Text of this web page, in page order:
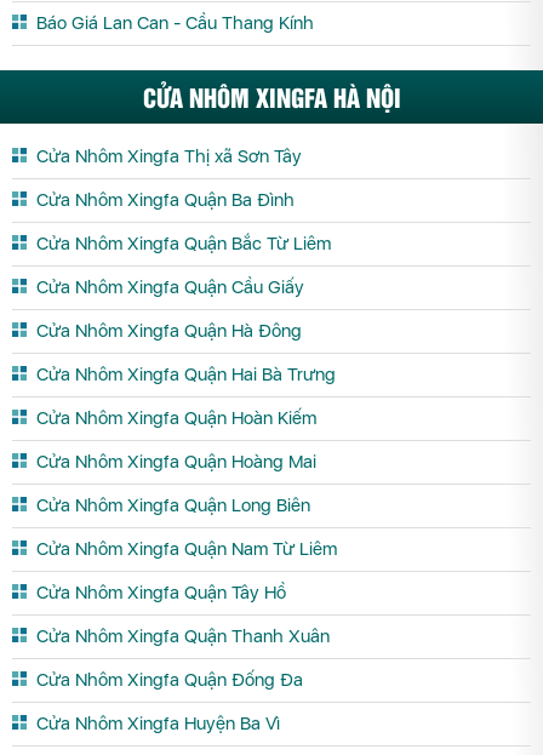
Báo Giá Lan Can - Cầu Thang Kính
CỬA NHÔM XINGFA HÀ NỘI
Cửa Nhôm Xingfa Thị xã Sơn Tây
Cửa Nhôm Xingfa Quận Ba Đình
Cửa Nhôm Xingfa Quận Bắc Từ Liêm
Cửa Nhôm Xingfa Quận Cầu Giấy
Cửa Nhôm Xingfa Quận Hà Đông
Cửa Nhôm Xingfa Quận Hai Bà Trưng
Cửa Nhôm Xingfa Quận Hoàn Kiếm
Cửa Nhôm Xingfa Quận Hoàng Mai
Cửa Nhôm Xingfa Quận Long Biên
Cửa Nhôm Xingfa Quận Nam Từ Liêm
Cửa Nhôm Xingfa Quận Tây Hồ
Cửa Nhôm Xingfa Quận Thanh Xuân
Cửa Nhôm Xingfa Quận Đống Đa
Cửa Nhôm Xingfa Huyện Ba Vì